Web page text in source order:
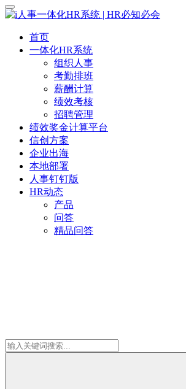
首页
一体化HR系统
组织人事
考勤排班
薪酬计算
绩效考核
招聘管理
绩效奖金计算平台
信创方案
企业出海
本地部署
人事钉钉版
HR动态
产品
问答
精品问答